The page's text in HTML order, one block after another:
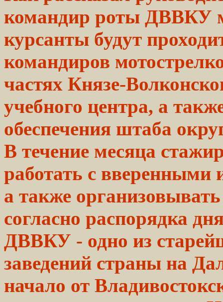
командир роты ДВВКУ
курсанты будут
командиров
частях Князе-
учебного центра, а
обеспечения штаба
В течение месяца
работать с
а также организовывать
согласно распорядка
ДВВКУ - одно из
заведений страны на
начало от